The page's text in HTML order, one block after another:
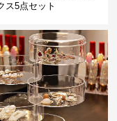
ス5点セット